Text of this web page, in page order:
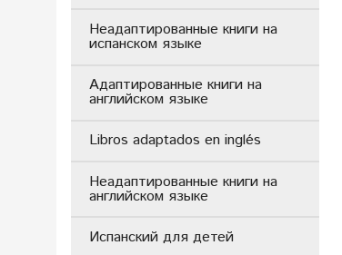
Неадаптированные книги на
испанском языке
Адаптированные книги на
английском языке
Libros adaptados en inglés
Неадаптированные книги на
английском языке
Испанский для детей